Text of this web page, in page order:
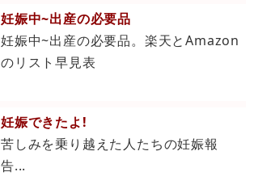
妊娠中~出産の必要品
妊娠中~出産の必要品。楽天とAmazon
のリスト早見表
妊娠できたよ!
苦しみを乗り越えた人たちの妊娠報
告...